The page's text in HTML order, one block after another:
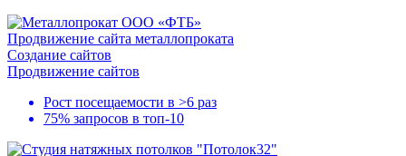
Продвижение сайта металлопроката
Создание сайтов
Продвижение сайтов
Рост посещаемости в >6 раз
75% запросов в топ-10